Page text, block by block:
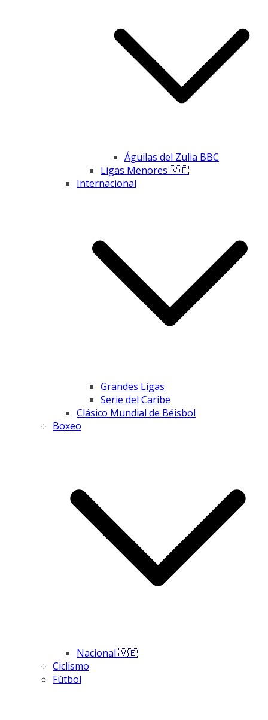
Águilas del Zulia BBC
Ligas Menores 🇻🇪
Internacional
Grandes Ligas
Serie del Caribe
Clásico Mundial de Béisbol
Boxeo
Nacional 🇻🇪
Ciclismo
Fútbol